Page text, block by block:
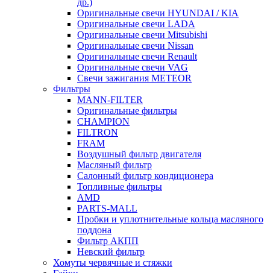
др.)
Оригинальные свечи HYUNDAI / KIA
Оригинальные свечи LADA
Оригинальные свечи Mitsubishi
Оригинальные свечи Nissan
Оригинальные свечи Renault
Оригинальные свечи VAG
Свечи зажигания METEOR
Фильтры
MANN-FILTER
Оригинальные фильтры
CHAMPION
FILTRON
FRAM
Воздушный фильтр двигателя
Масляный фильтр
Салонный фильтр кондиционера
Топливные фильтры
AMD
PARTS-MALL
Пробки и уплотнительные кольца масляного
поддона
Фильтр АКПП
Невский фильтр
Хомуты червячные и стяжки